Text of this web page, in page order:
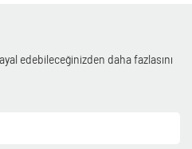
edebileceğinizden daha fazlasını